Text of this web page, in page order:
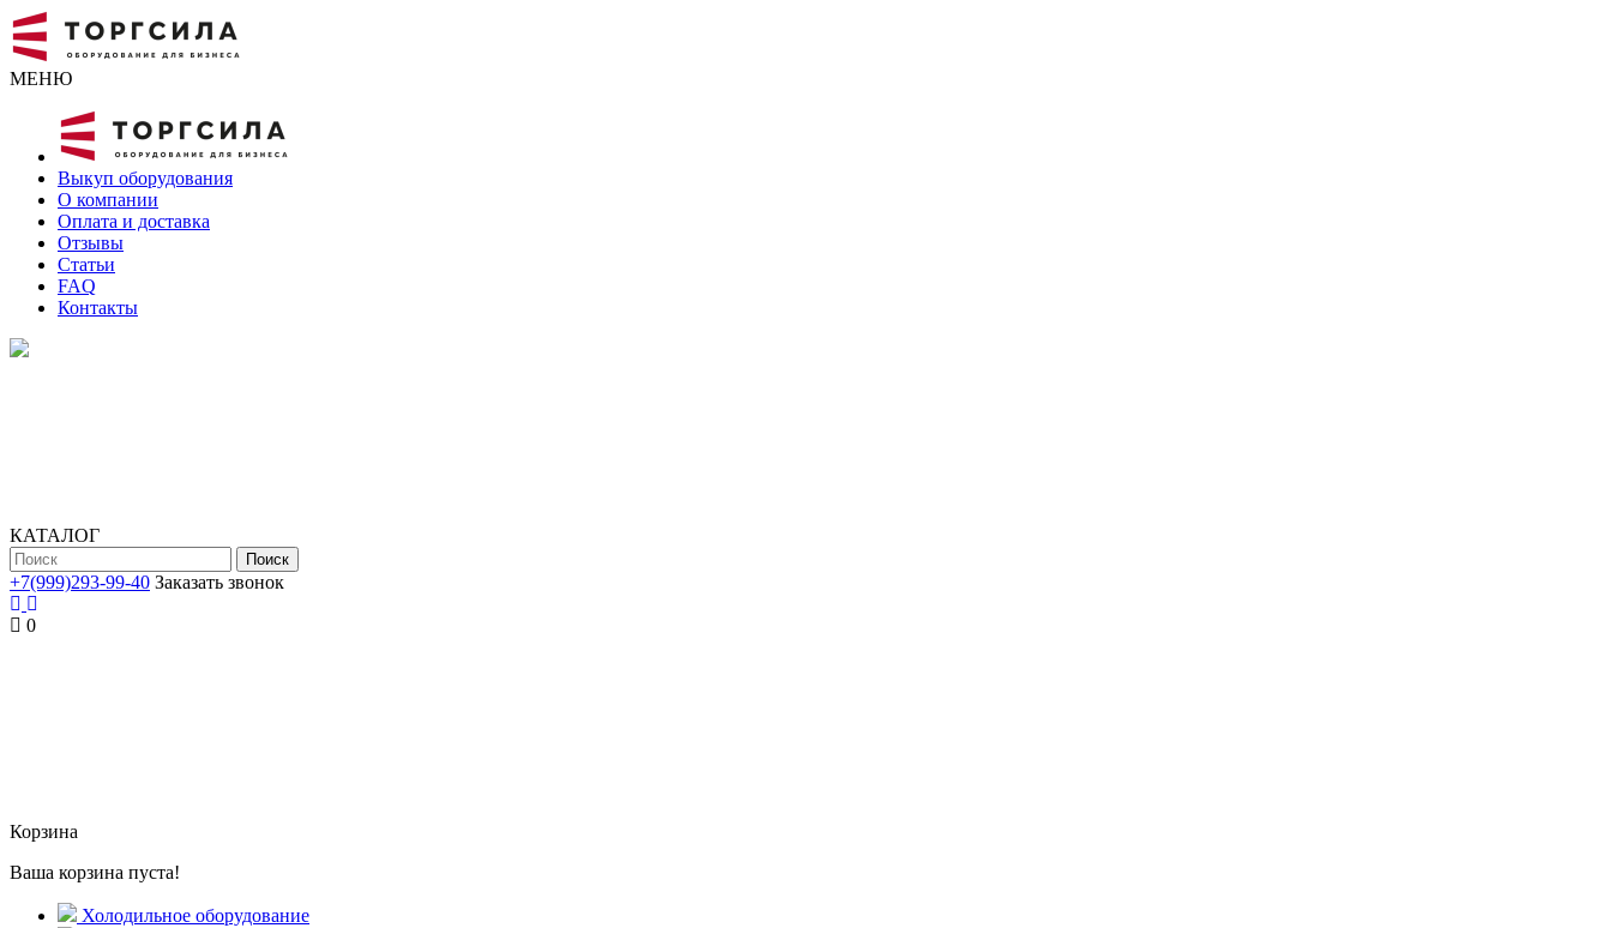
МЕНЮ
Выкуп оборудования
О компании
Оплата и доставка
Отзывы
Статьи
FAQ
Контакты
КАТАЛОГ
Поиск
+7(999)293-99-40 Заказать звонок
0
Корзина
Ваша корзина пуста!
Холодильное оборудование